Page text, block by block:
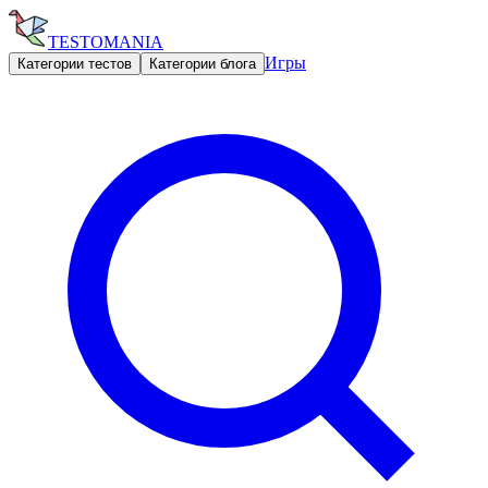
TESTOMANIA
Категории тестов Категории блога Игры